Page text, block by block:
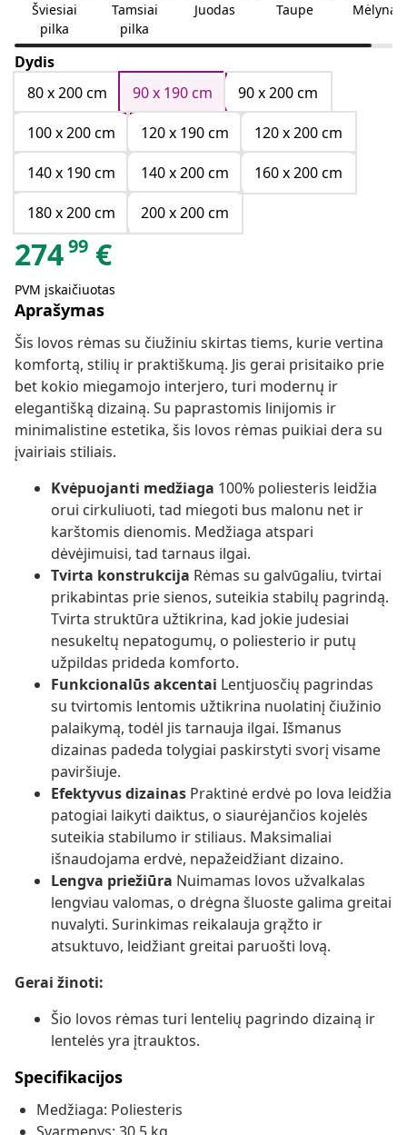
Šviesiai
pilka
Tamsiai
pilka
Juodas Taupe Mėlyna
Dydis
80 x 200 cm
90 x 190 cm
90 x 200 cm
100 x 200 cm
120 x 190 cm
120 x 200 cm
140 x 190 cm
140 x 200 cm
160 x 200 cm
180 x 200 cm
200 x 200 cm
27499 €
PVM įskaičiuotas
Aprašymas
Šis lovos rėmas su čiužiniu skirtas tiems, kurie vertina
komfortą, stilių ir praktiškumą. Jis gerai prisitaiko prie
bet kokio miegamojo interjero, turi modernų ir
elegantišką dizainą. Su paprastomis linijomis ir
minimalistine estetika, šis lovos rėmas puikiai dera su
įvairiais stiliais.
Kvėpuojanti medžiaga 100% poliesteris leidžia
orui cirkuliuoti, tad miegoti bus malonu net ir
karštomis dienomis. Medžiaga atspari
dėvėjimuisi, tad tarnaus ilgai.
Tvirta konstrukcija Rėmas su galvūgaliu, tvirtai
prikabintas prie sienos, suteikia stabilų pagrindą.
Tvirta struktūra užtikrina, kad jokie judesiai
nesukeltų nepatogumų, o poliesterio ir putų
užpildas prideda komforto.
Funkcionalūs akcentai Lentjuosčių pagrindas
su tvirtomis lentomis užtikrina nuolatinį čiužinio
palaikymą, todėl jis tarnauja ilgai. Išmanus
dizainas padeda tolygiai paskirstyti svorį visame
paviršiuje.
Efektyvus dizainas Praktinė erdvė po lova leidžia
patogiai laikyti daiktus, o siaurėjančios kojelės
suteikia stabilumo ir stiliaus. Maksimaliai
išnaudojama erdvė, nepažeidžiant dizaino.
Lengva priežiūra Nuimamas lovos užvalkalas
lengviau valomas, o drėgna šluoste galima greitai
nuvalyti. Surinkimas reikalauja grąžto ir
atsuktuvo, leidžiant greitai paruošti lovą.
Gerai žinoti:
Šio lovos rėmas turi lentelių pagrindo dizainą ir
lentelės yra įtrauktos.
Specifikacijos
Medžiaga: Poliesteris